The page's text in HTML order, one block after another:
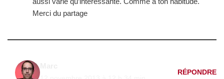
Merci du partage
RÉPONDRE